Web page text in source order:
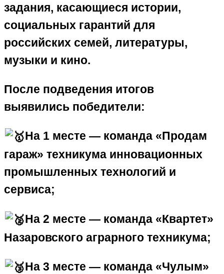
задания, касающиеся истории,
социальных гарантий для
российских семей, литературы,
музыки и кино.
После подведения итогов
выявились победители:
На 1 месте — команда «Продам
гараж» техникума инновационных
промышленных технологий и
сервиса;
На 2 месте — команда «Квартет»
Назаровского аграрного техникума;
На 3 месте — команда «Чулым»